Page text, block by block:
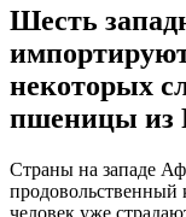
Шесть
некоторых
пшеницы из
Страны на западе
продовольственный
человек уже